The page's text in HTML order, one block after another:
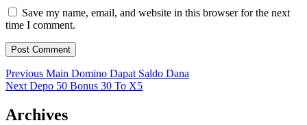
Save my name, email, and website in this browser for the next
time I comment.
Post
navigation
Previous Previous
post:
Main Domino Dapat Saldo Dana
Next Next
Depo 50 Bonus 30 To X5
Archives